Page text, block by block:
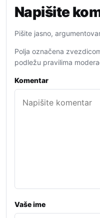
Napišite
Pišite jasno,
Polja označena
podležu pravilima
Komentar
Vaše ime